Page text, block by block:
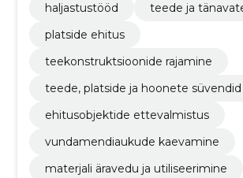
haljastustööd
teede ja
platside ehitus
teekonstruktsioonide rajamine
teede, platside ja hoonete süvendid
ehitusobjektide ettevalmistus
vundamendiaukude kaevamine
materjali äravedu ja utiliseerimine